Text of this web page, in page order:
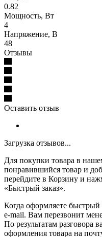
0.82
Мощность, Вт
4
Напряжение, В
48
Отзывы
Оставить отзыв
Загрузка отзывов...
Для покупки товара в
понравившийся товар и
перейдите в Корзину и
«Быстрый заказ».
Когда оформляете
e-mail. Вам перезвонит
По результатам разговора
оформления товара на